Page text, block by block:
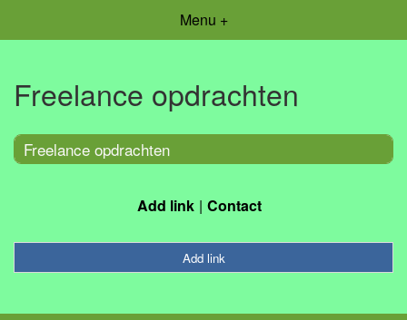
Menu +
Freelance opdrachten
Freelance opdrachten
Add link Contact
Add link